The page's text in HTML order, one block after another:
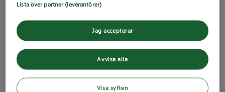
Lista över partner (leverantörer)
Avvisa alla
Jag accepterar
Visa syften